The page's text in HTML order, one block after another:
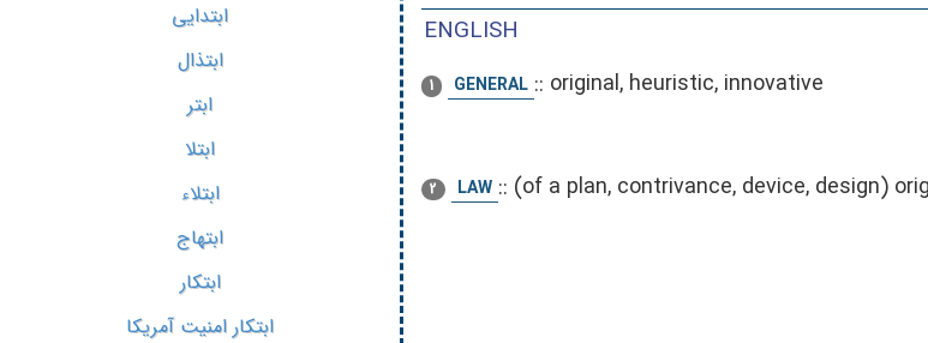
ENGLISH
1 GENERAL :: original, heuristic, innovative
2 LAW :: (of a plan, contrivance, device, design)
ابتدایی
ابتذال
ابتر
ابتلا
ابتلاء
ابتهاج
ابتکار
ابتکار امنیت آمریکا